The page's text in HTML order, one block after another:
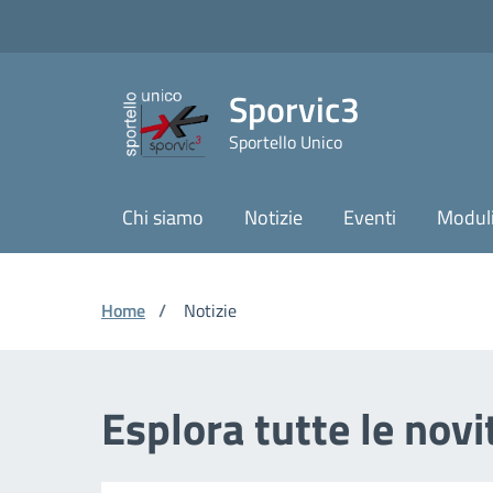
Sporvic3
Sportello Unico
Chi siamo Notizie Eventi
Home / Notizie
Esplora tutte le